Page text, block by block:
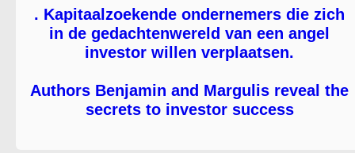
. Kapitaalzoekende ondernemers die zich
in de gedachtenwereld van een angel
investor willen verplaatsen.
Authors Benjamin and Margulis reveal the
secrets to investor success